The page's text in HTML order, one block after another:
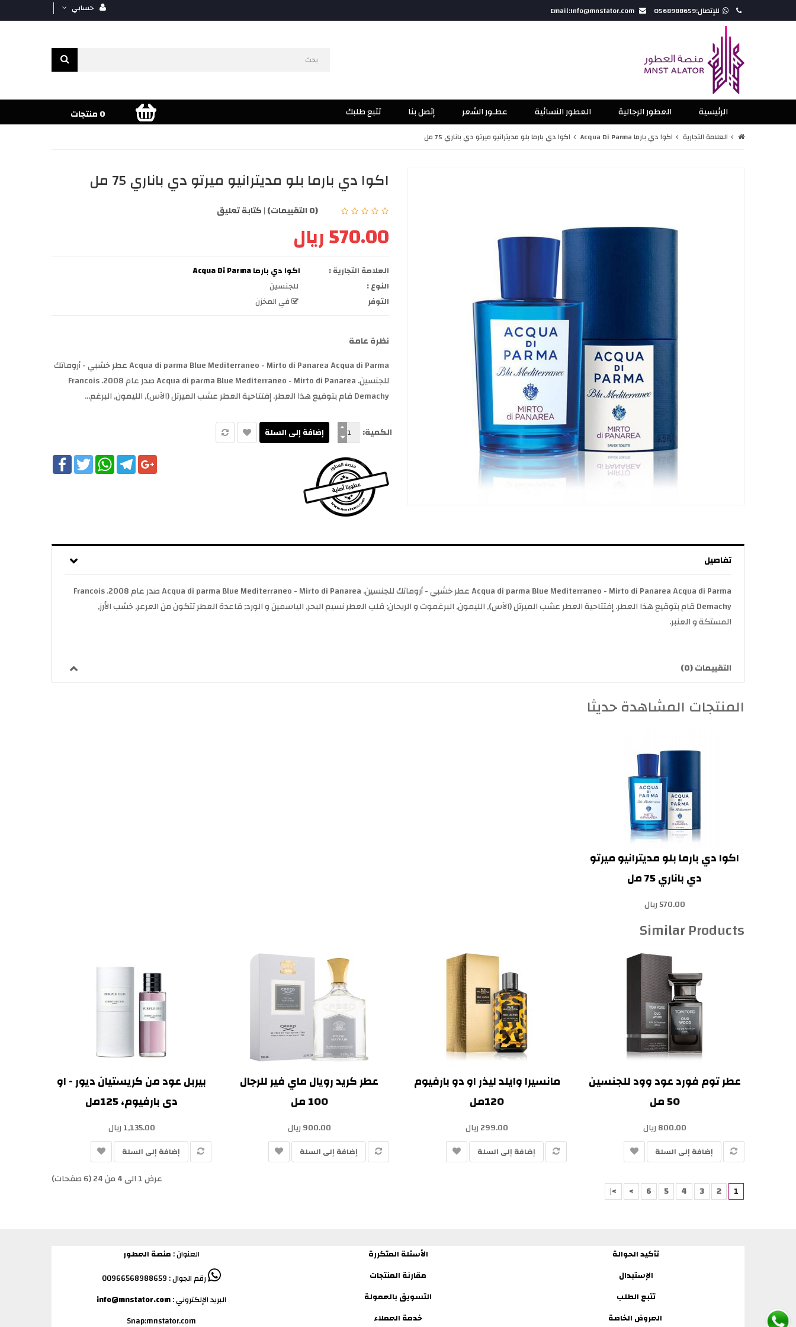
للإتصال:0568988659 حسابي
الرئيسية العطور الرجالية العطور النسائية عطـور الشعر إتصل بنا تتبع طلبك 0 منتجات
العلامة التجارية اكوا دي بارما Acqua Di Parma اكوا دي بارما بلو مديترانيو ميرتو دي باناري 75 مل
اكوا دي بارما بلو مديترانيو ميرتو دي باناري 75 مل
(0 التقييمات) |كتابة تعليق
570.00 ريال
العلامة التجارية :
اكوا دي بارما Acqua Di Parma
النوع :
للجنسين
التوفر
في المخزن
نظرة عامة
Acqua di parma Blue Mediterraneo - Mirto di Panarea Acqua di Parma عطر خشبي - أروماتك
للجنسين. Acqua di parma Blue Mediterraneo - Mirto di Panarea صدر عام 2008. Francois
Demachy قام بتوقيع هذا العطر. إفتتاحية العطر عشب الميرتل (الآس), الليمون, البرغم...
الكمية:
FacebookTwitter
WhatsAppTelegramGoogle+
تفاصيل
Acqua di parma Blue Mediterraneo - Mirto di Panarea Acqua di Parma عطر خشبي - أروماتك للجنسين. Acqua di parma Blue Mediterraneo - Mirto di Panarea صدر عام 2008. Francois
Demachy قام بتوقيع هذا العطر. إفتتاحية العطر عشب الميرتل (الآس), الليمون, البرغموت و الريحان; قلب العطر نسيم البحر, الياسمين و الورد; قاعدة العطر تتكون من العرعر, خشب الأرز,
المستكة و العنبر.
التقييمات (0)
المنتجات المشاهدة حديثا
اكوا دي بارما بلو مديترانيو ميرتو
دي باناري 75 مل
570.00 ريال
Similar Products
عطر توم فورد عود وود للجنسين
50 مل
800.00 ريال
إضافة إلى السلة
مانسيرا وايلد ليذر او دو بارفيوم
120مل
299.00 ريال
إضافة إلى السلة
عطر كريد رويال ماي فير للرجال
100 مل
900.00 ريال
إضافة إلى السلة
بيربل عود من كريستيان ديور - او
دى بارفيوم، 125مل
1,135.00 ريال
إضافة إلى السلة
1
2
3
4
5
6
>
>|
عرض 1 الى 4 من 24 (6 صفحات)
تأكيد الحوالة
الإستبدال
تتبع الطلب
العروض الخاصة
الأسئلة المتكررة
مقارنة المنتجات
التسويق بالعمولة
خدمة العملاء
العنوان : منصة العطور
رقم الجوال : 00966568988659
البريد الإلكتروني :info@mnstator.com
Snap:mnstator.com